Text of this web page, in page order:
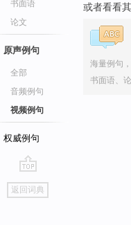
书面语
论文
原声例句
全部
音频例句
视频例句
权威例句
go
top
返回词典
或者看看
海量例句
书面语、